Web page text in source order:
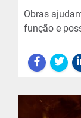
Obras
função e